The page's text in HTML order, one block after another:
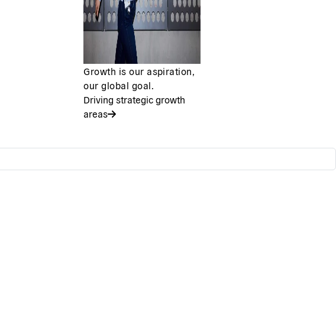
Growth is our aspiration,
our global goal.
Driving strategic growth
areas